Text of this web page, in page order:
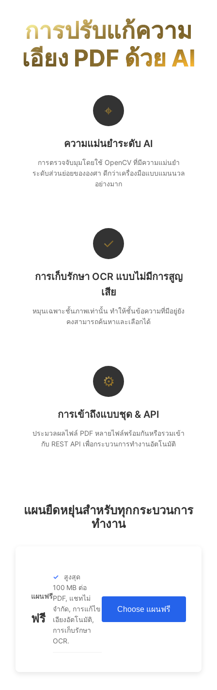
การปรับแก้ความ
เอียง PDF ด้วย AI
⌖
ความแม่นยำระดับ AI
การตรวจจับมุมโดยใช้ OpenCV ที่มีความแม่นยำ
ระดับส่วนย่อยขององศา ดีกว่าเครื่องมือแบบแมนนวล
อย่างมาก
✓
การเก็บรักษา OCR แบบไม่มีการสูญ
เสีย
หมุนเฉพาะชั้นภาพเท่านั้น ทำให้ชั้นข้อความที่มีอยู่ยัง
คงสามารถค้นหาและเลือกได้
⚙
การเข้าถึงแบบชุด & API
ประมวลผลไฟล์ PDF หลายไฟล์พร้อมกันหรือรวมเข้า
กับ REST API เพื่อกระบวนการทำงานอัตโนมัติ
แผนยืดหยุ่นสำหรับทุกกระบวนการ
ทำงาน
แผนฟรี
ฟรี
สูงสุด
100 MB ต่อ
PDF, แชทไม่
จำกัด, การแก้ไข
เอียงอัตโนมัติ,
การเก็บรักษา
OCR.
Choose แผนฟรี